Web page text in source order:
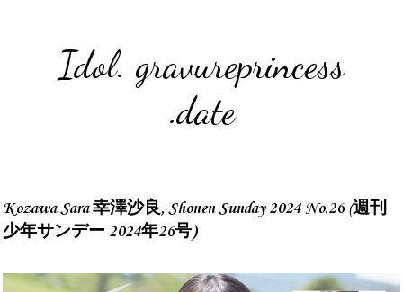
Idol. gravureprincess
.date
Kozawa Sara 幸澤沙良, Shonen Sunday 2024 No.26 (週刊
少年サンデー 2024年26号)